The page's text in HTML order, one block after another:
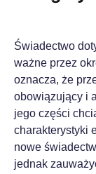
Świadectwo
ważne przez
oznacza, że
obowiązujący i
jego części
charakterystyki
nowe
jednak